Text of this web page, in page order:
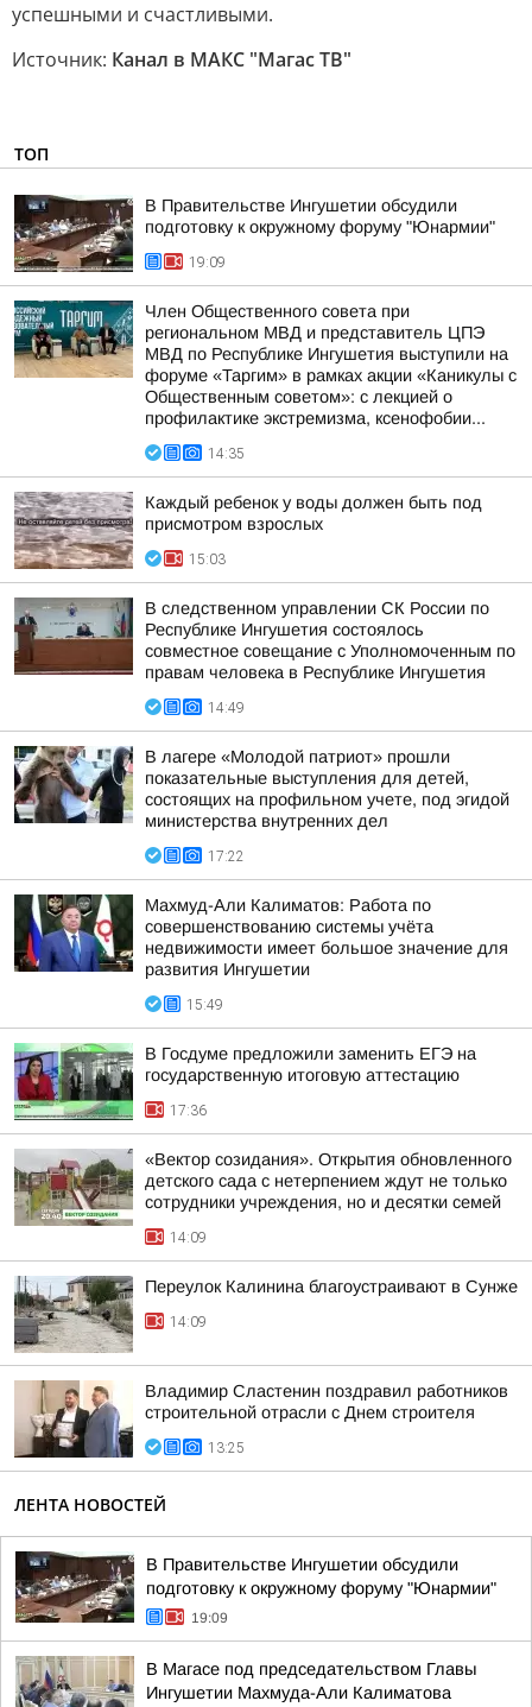
успешными и счастливыми.
Источник: Канал в МАКС "Магас ТВ"
ТОП
В Правительстве Ингушетии обсудили
подготовку к окружному форуму "Юнармии"
19:09
Член Общественного совета при
региональном МВД и представитель ЦПЭ
МВД по Республике Ингушетия выступили на
форуме «Таргим» в рамках акции «Каникулы с
Общественным советом»: с лекцией о
профилактике экстремизма, ксенофобии...
14:35
Каждый ребенок у воды должен быть под
присмотром взрослых
15:03
В следственном управлении СК России по
Республике Ингушетия состоялось
совместное совещание с Уполномоченным по
правам человека в Республике Ингушетия
14:49
В лагере «Молодой патриот» прошли
показательные выступления для детей,
состоящих на профильном учете, под эгидой
министерства внутренних дел
17:22
Махмуд-Али Калиматов: Работа по
совершенствованию системы учёта
недвижимости имеет большое значение для
развития Ингушетии
15:49
В Госдуме предложили заменить ЕГЭ на
государственную итоговую аттестацию
17:36
«Вектор созидания». Открытия обновленного
детского сада с нетерпением ждут не только
сотрудники учреждения, но и десятки семей
14:09
Переулок Калинина благоустраивают в Сунже
14:09
Владимир Сластенин поздравил работников
строительной отрасли с Днем строителя
13:25
ЛЕНТА НОВОСТЕЙ
В Правительстве Ингушетии обсудили
подготовку к окружному форуму "Юнармии"
19:09
В Магасе под председательством Главы
Ингушетии Махмуда-Али Калиматова